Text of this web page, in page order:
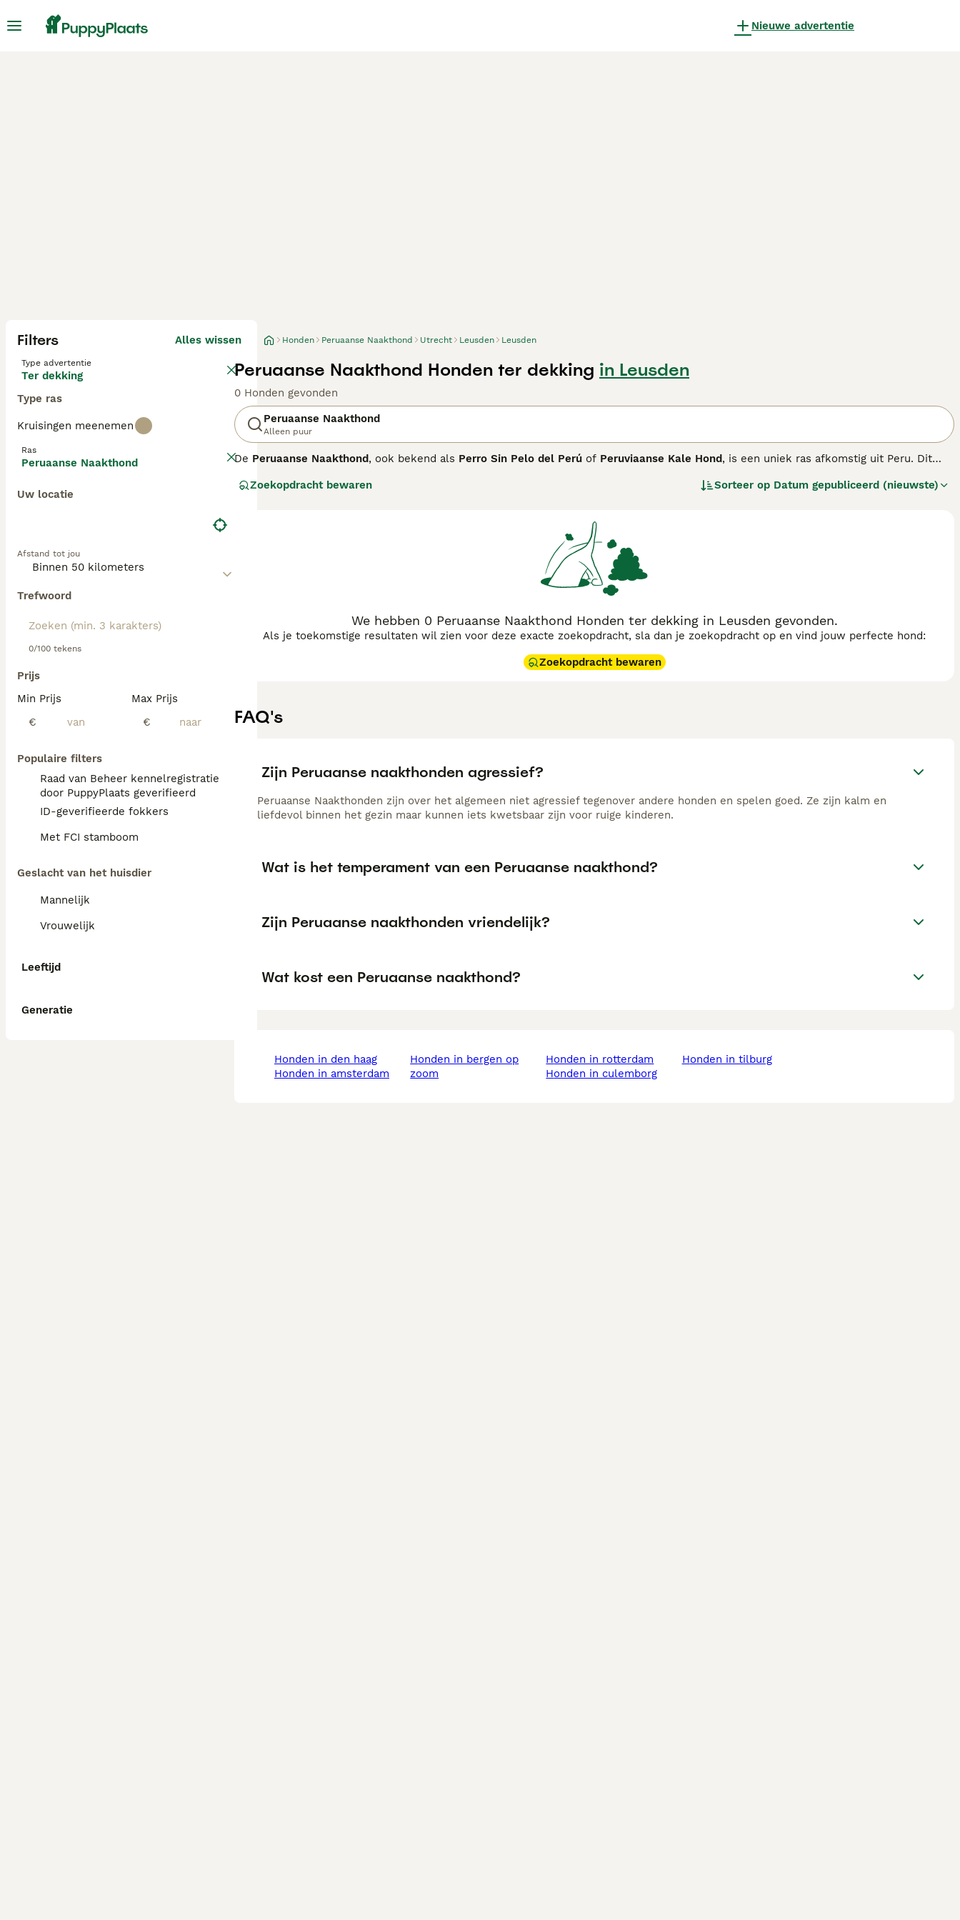
Nieuwe advertentie
Filters Alles wissen
Type advertentie
Ter dekking
Type ras
Kruisingen meenemen
Ras
Peruaanse Naakthond
Uw locatie
Afstand tot jou
Trefwoord
0/100 tekens
Prijs
Min Prijs
€
Max Prijs
€
Populaire filters
Raad van Beheer kennelregistratie
door PuppyPlaats geverifieerd
ID-geverifieerde fokkers
Met FCI stamboom
Geslacht van het huisdier
Mannelijk
Vrouwelijk
Leeftijd
Generatie
Honden Peruaanse Naakthond Utrecht Leusden Leusden
Peruaanse Naakthond Honden ter dekking in Leusden
0 Honden gevonden
Peruaanse Naakthond
Alleen puur
De Peruaanse Naakthond, ook bekend als Perro Sin Pelo del Perú of Peruviaanse Kale Hond, is een uniek ras afkomstig uit Peru. Dit
koperkleurig. De meeste exemplaren zijn vachtloos, wat hen kwetsbaar maakt voor zonnebrand en kou. Daarom is het belangrijk om hun
gezinnen met kinderen. Dit ras is ideaal voor mensen die op zoek zijn naar een gezelschapshond in een warm klimaat en bereid zijn de
speciale huidverzorging op zich te nemen. Populaire zoektermen rondom dit ras zijn onder andere "peruaanse naakthond pup",
"peruaanse naakthond mini" en "peruaanse naakthond fokker".
Zoekopdracht bewaren Sorteer op Datum gepubliceerd (nieuwste)
We hebben 0 Peruaanse Naakthond Honden ter dekking in Leusden gevonden.
Als je toekomstige resultaten wil zien voor deze exacte zoekopdracht, sla dan je zoekopdracht op en vind jouw perfecte hond:
Zoekopdracht bewaren
FAQ's
Zijn Peruaanse naakthonden agressief?
Peruaanse Naakthonden zijn over het algemeen niet agressief tegenover andere honden en spelen goed. Ze zijn kalm en
liefdevol binnen het gezin maar kunnen iets kwetsbaar zijn voor ruige kinderen.
Wat is het temperament van een Peruaanse naakthond?
Zijn Peruaanse naakthonden vriendelijk?
Wat kost een Peruaanse naakthond?
honden in den haag
honden in amsterdam
honden in bergen op
zoom
honden in rotterdam
honden in culemborg
honden in tilburg